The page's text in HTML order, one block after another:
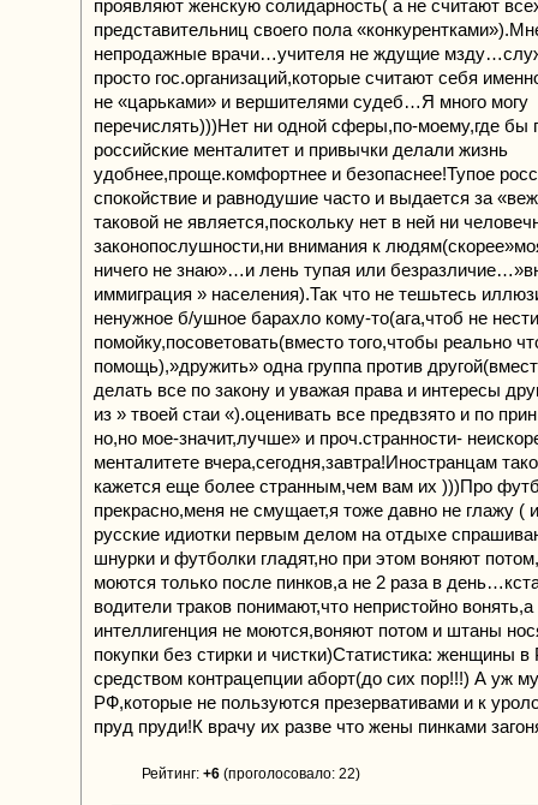
проявляют женскую солидарность( а не считают
представительниц своего пола
непродажные врачи…учителя не ждущие
просто гос.организаций,которые считают себя
не «царьками» и вершителями судеб…Я много могу
перечислять)))Нет ни одной сферы,по-моему,где бы
российские менталитет и привычки делали жизнь
удобнее,проще.комфортнее и безопаснее!Тупое
спокойствие и равнодушие часто и выдается за
таковой не является,поскольку нет в ней ни
законопослушности,ни внимания к
ничего не знаю»…и лень тупая или
иммиграция » населения).Так что не тешьтесь
ненужное б/ушное барахло кому-то(ага,чтоб не
помойку,посоветовать(вместо того,чтобы реально
помощь),»дружить» одна группа против
делать все по закону и уважая права и интересы
из » твоей стаи «).оценивать все предвзято и по
но,но мое-значит,лучше» и проч.странности-
менталитете вчера,сегодня,завтра!Иностранцам
кажется еще более странным,чем вам их )))Про
прекрасно,меня не смущает,я тоже давно не глажу (
русские идиотки первым делом на отдыхе
шнурки и футболки гладят,но при этом воняют
моются только после пинков,а не 2 раза в
водители траков понимают,что непристойно
интеллигенция не моются,воняют потом и штаны
покупки без стирки и чистки)Статистика: женщины
средством контрацепции аборт(до сих пор!!!) А уж
РФ,которые не пользуются презервативами и к
пруд пруди!К врачу их разве что жены пинками
Рейтинг: +6 (проголосовало: 22)